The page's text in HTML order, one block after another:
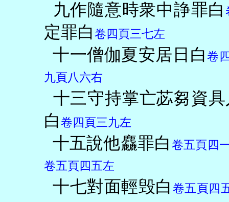
九作隨意時衆中諍罪白
定罪白 卷四頁三七左
十一僧伽夏安居日白 卷
九頁八六右
十三守持掌亡苾芻資
白 卷四頁三九左
十五說他麤罪白 卷五頁四
卷五頁四五左
十七對面輕毁白 卷五頁四